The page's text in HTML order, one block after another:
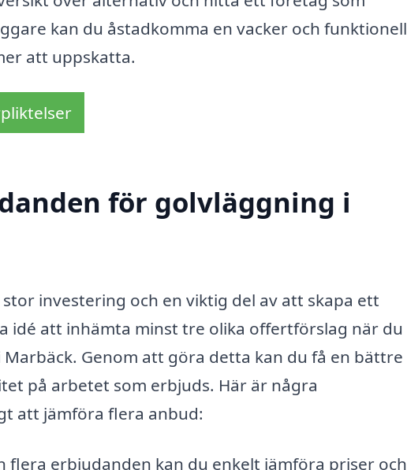
kan du åstadkomma en vacker och funktionell
att uppskatta.
för golvläggning i
investering och en viktig del av att skapa ett
idé att inhämta minst tre olika offertförslag när du
Genom att göra detta kan du få en bättre
på arbetet som erbjuds. Här är några
att jämföra flera anbud:
flera erbjudanden kan du enkelt jämföra priser och